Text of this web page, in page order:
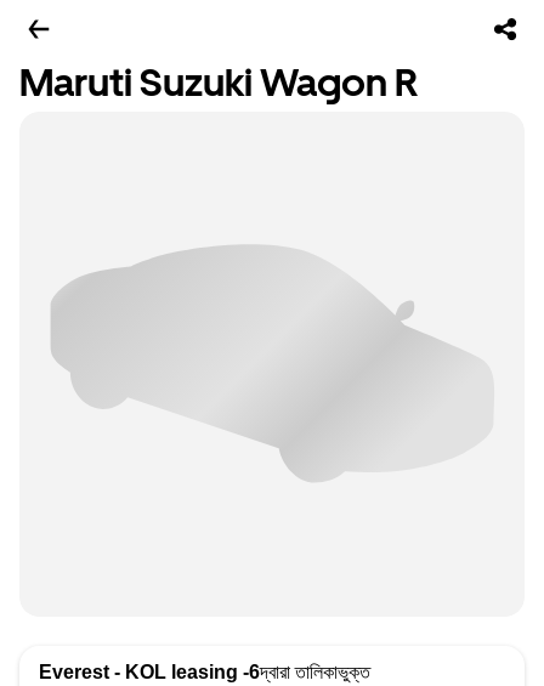
Maruti Suzuki Wagon R
Everest - KOL leasing -6দ্বারা তালিকাভুক্ত